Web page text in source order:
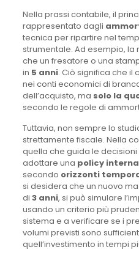
Nella prassi contabile, il
rappresentato dagli
tecnica per ripartire nel
strumentale. Ad esempio,
che un fresatore o una
in 5 anni. Ciò significa che il
nei conti economici di
dell’acquisto, ma solo la
secondo le regole di
Tuttavia, non sempre lo
strettamente fiscale. Nella
quella che guida le
adottare una policy interna
secondo orizzonti
si desidera che un nuovo
di 3 anni, si può simulare
usando un criterio più
sistema e a verificare se i
volumi previsti sono
quell’investimento in tempi